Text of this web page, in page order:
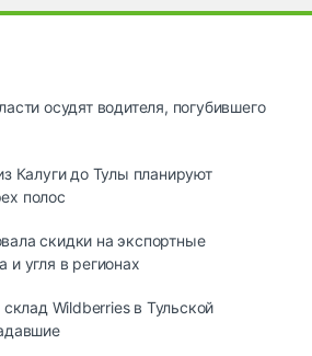
осудят водителя, погубившего
Калуги до Тулы планируют
полос
скидки на экспортные
и угля в регионах
Wildberries в Тульской